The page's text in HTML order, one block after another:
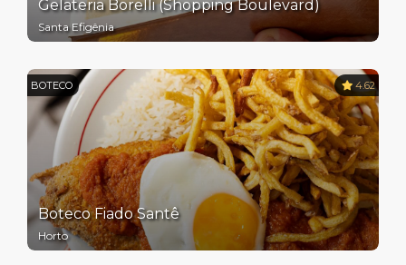
Gelateria Borelli (Shopping Boulevard)
Santa Efigênia
BOTECO 4.62
Boteco Fiado Santê
Horto